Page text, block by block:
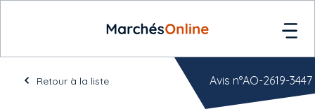
Retour à la liste Avis n°AO-2619-3447